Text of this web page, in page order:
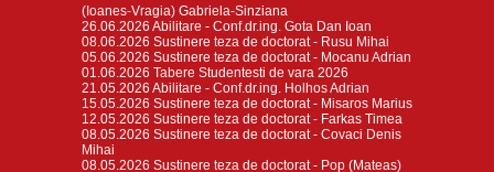
(Ioanes-Vragia) Gabriela-Sinziana
26.06.2026 Abilitare - Conf.dr.ing. Gota Dan Ioan
08.06.2026 Sustinere teza de doctorat - Rusu Mihai
05.06.2026 Sustinere teza de doctorat - Mocanu Adrian
01.06.2026 Tabere Studentesti de vara 2026
21.05.2026 Abilitare - Conf.dr.ing. Holhos Adrian
15.05.2026 Sustinere teza de doctorat - Misaros Marius
12.05.2026 Sustinere teza de doctorat - Farkas Timea
08.05.2026 Sustinere teza de doctorat - Covaci Denis
Mihai
08.05.2026 Sustinere teza de doctorat - Pop (Mateas)